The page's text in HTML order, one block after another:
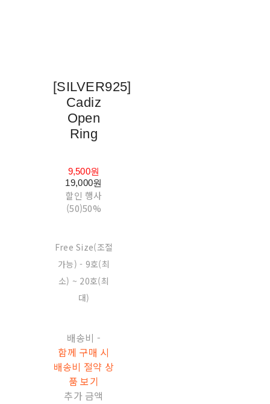
[SILVER925]
Cadiz
Open
Ring
9,500원
19,000원
할인 행사
(50)50%
Free Size(조절
가능) - 9호(최
소) ~ 20호(최
대)
배송비 -
함께 구매 시
배송비 절약 상
품 보기
추가 금액